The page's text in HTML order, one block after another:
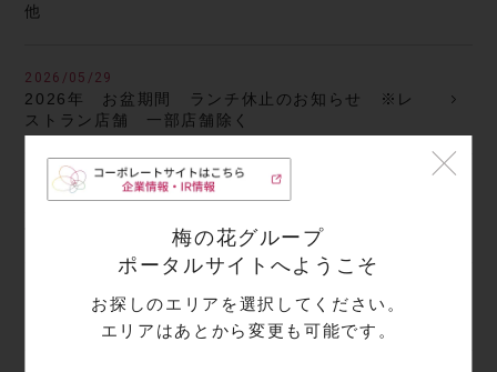
梅の花グループ
ポータルサイトへようこそ
お探しのエリアを選択してください。
エリアはあとから変更も可能です。
他
2026/05/29
2026年 お盆期間 ランチ休止のお知らせ ※レ
ストラン店舗 一部店舗除く
2026/08/04
2025/06/11
うめのあぷりの会員登録について